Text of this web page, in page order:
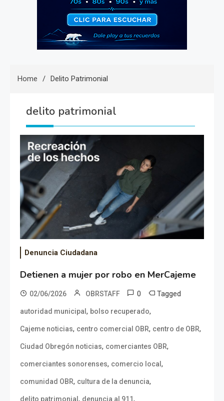
Home Delito Patrimonial
delito patrimonial
Denuncia Ciudadana
Detienen a mujer por robo en MerCajeme
02/06/2026 OBRSTAFF 0 Tagged
autoridad municipal , bolso recuperado,
Cajeme noticias, centro comercial OBR, centro de OBR,
Ciudad Obregón noticias, comerciantes OBR,
comerciantes sonorenses, comercio local ,
comunidad OBR, cultura de la denuncia,
delito patrimonial , denuncia al 911,